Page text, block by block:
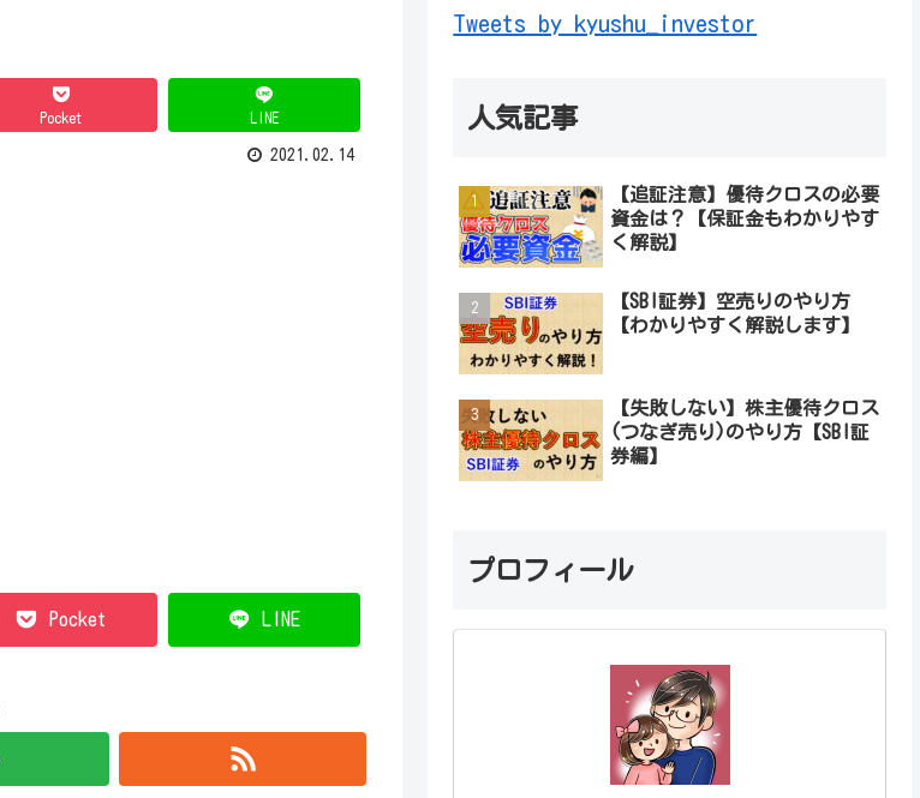
Pocket LINE
2021.02.14
Pocket LINE
Tweets by kyushu_investor
人気記事
【追証注意】優待クロスの必要
資金は？【保証金もわかりやす
く解説】
【SBI証券】空売りのやり方
【わかりやすく解説します】
【失敗しない】株主優待クロス
(つなぎ売り)のやり方【SBI証
券編】
プロフィール